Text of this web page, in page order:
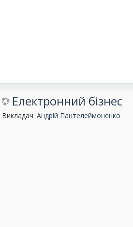
Електронний бізнес
Викладач: Андрій Пантелеймоненко